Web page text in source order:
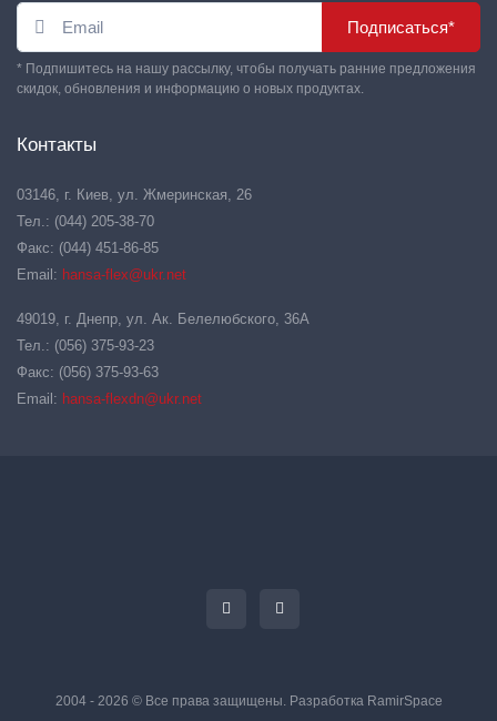
Подписаться*
* Подпишитесь на нашу рассылку, чтобы получать ранние предложения
скидок, обновления и информацию о новых продуктах.
Контакты
03146, г. Киев, ул. Жмеринская, 26
Тел.: (044) 205-38-70
Факс: (044) 451-86-85
Email: hansa-flex@ukr.net
49019, г. Днепр, ул. Ак. Белелюбского, 36А
Тел.: (056) 375-93-23
Факс: (056) 375-93-63
Email: hansa-flexdn@ukr.net
2004 - 2026 © Все права защищены. Разработка RamirSpace